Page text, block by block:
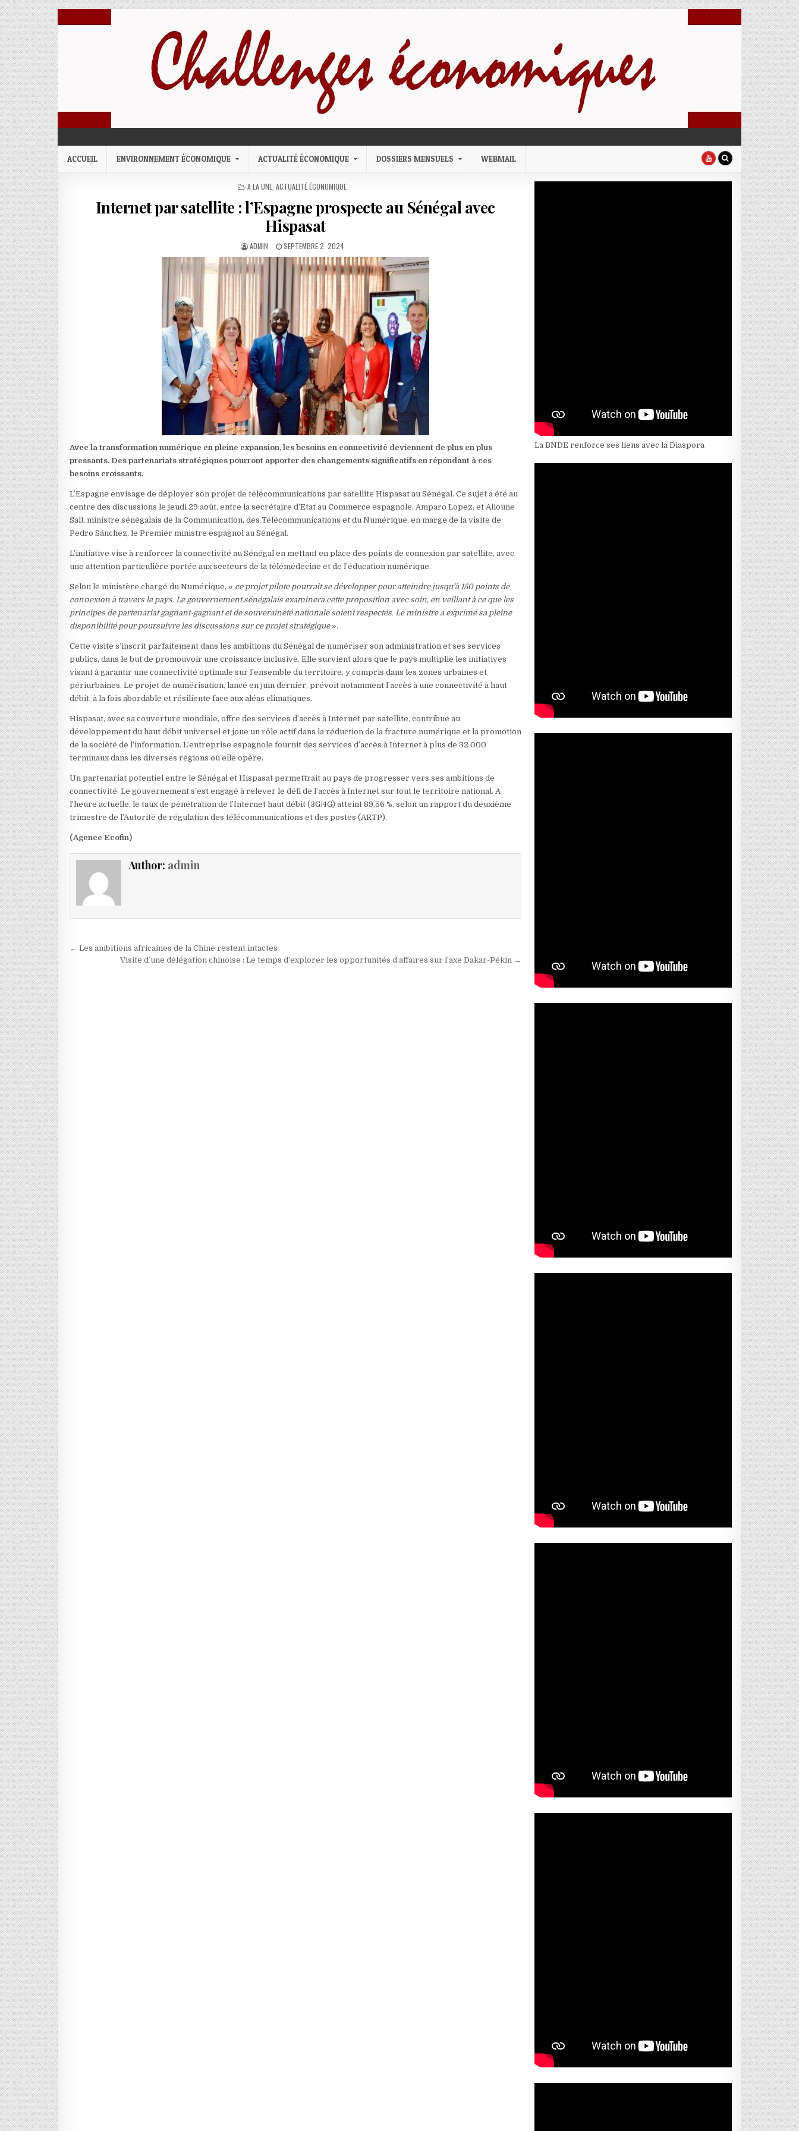
Skip to content
challenges economiques
ACCUEIL ENVIRONNEMENT ÉCONOMIQUE ACTUALITÉ ÉCONOMIQUE DOSSIERS MENSUELS WEBMAIL
POSTED IN
A LA UNE ,ACTUALITÉ ÉCONOMIQUE
Internet par satellite : l’Espagne prospecte au Sénégal avec
Hispasat
AUTHOR:
ADMIN PUBLISHED DATE:
SEPTEMBRE 2, 2024
Avec la transformation numérique en pleine expansion, les besoins en connectivité deviennent de plus en plus
pressants. Des partenariats stratégiques pourront apporter des changements significatifs en répondant à ces
besoins croissants.
L’Espagne envisage de déployer son projet de télécommunications par satellite Hispasat au Sénégal. Ce sujet a été au
centre des discussions le jeudi 29 août, entre la secrétaire d’Etat au Commerce espagnole, Amparo Lopez, et Alioune
Sall, ministre sénégalais de la Communication, des Télécommunications et du Numérique, en marge de la visite de
Pedro Sánchez, le Premier ministre espagnol au Sénégal.
L’initiative vise à renforcer la connectivité au Sénégal en mettant en place des points de connexion par satellite, avec
une attention particulière portée aux secteurs de la télémédecine et de l’éducation numérique.
Selon le ministère chargé du Numérique, « ce projet pilote pourrait se développer pour atteindre jusqu’à 150 points de
connexion à travers le pays. Le gouvernement sénégalais examinera cette proposition avec soin, en veillant à ce que les
principes de partenariat gagnant-gagnant et de souveraineté nationale soient respectés. Le ministre a exprimé sa pleine
disponibilité pour poursuivre les discussions sur ce projet stratégique ».
Cette visite s’inscrit parfaitement dans les ambitions du Sénégal de numériser son administration et ses services
publics, dans le but de promouvoir une croissance inclusive. Elle survient alors que le pays multiplie les initiatives
visant à garantir une connectivité optimale sur l’ensemble du territoire, y compris dans les zones urbaines et
périurbaines. Le projet de numérisation, lancé en juin dernier, prévoit notamment l’accès à une connectivité à haut
débit, à la fois abordable et résiliente face aux aléas climatiques.
Hispasat, avec sa couverture mondiale, offre des services d’accès à Internet par satellite, contribue au
développement du haut débit universel et joue un rôle actif dans la réduction de la fracture numérique et la promotion
de la société de l’information. L’entreprise espagnole fournit des services d’accès à Internet à plus de 32 000
terminaux dans les diverses régions où elle opère.
Un partenariat potentiel entre le Sénégal et Hispasat permettrait au pays de progresser vers ses ambitions de
connectivité. Le gouvernement s’est engagé à relever le défi de l’accès à Internet sur tout le territoire national. A
l’heure actuelle, le taux de pénétration de l’Internet haut débit (3G/4G) atteint 89,56 %, selon un rapport du deuxième
trimestre de l’Autorité de régulation des télécommunications et des postes (ARTP).
(Agence Ecofin)
Author: admin
Navigation de l’article
← Les ambitions africaines de la Chine restent intactes
Visite d’une délégation chinoise : Le temps d’explorer les opportunités d’affaires sur l’axe Dakar-Pékin →
La BNDE renforce ses liens avec la Diaspora